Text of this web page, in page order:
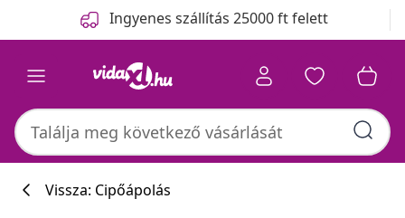
Ingyenes szállítás 25000 ft felett
Vissza: Cipőápolás